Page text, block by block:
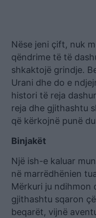
Nëse jeni çift, nuk
qëndrime të të
shkaktojë grindje.
Urani dhe do e
histori të reja
reja dhe gjithashtu
që kërkojnë punë
Binjakët
Një ish-e kaluar
në marrëdhënien
Mërkuri ju ndihmon
gjithashtu sqaron
beqarët, vijnë